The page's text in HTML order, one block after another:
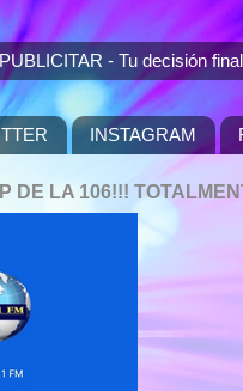
- Tu decisión
INSTAGRAM
DE LA 106!!!